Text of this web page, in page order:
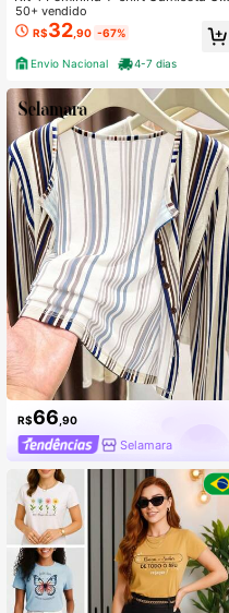
nforto e Qualidade Mulheres Estilo
Sortidas
50+ vendido
R$32,90 -67%
Envio Nacional 4-7 dias
R$66 ,90
Selamara